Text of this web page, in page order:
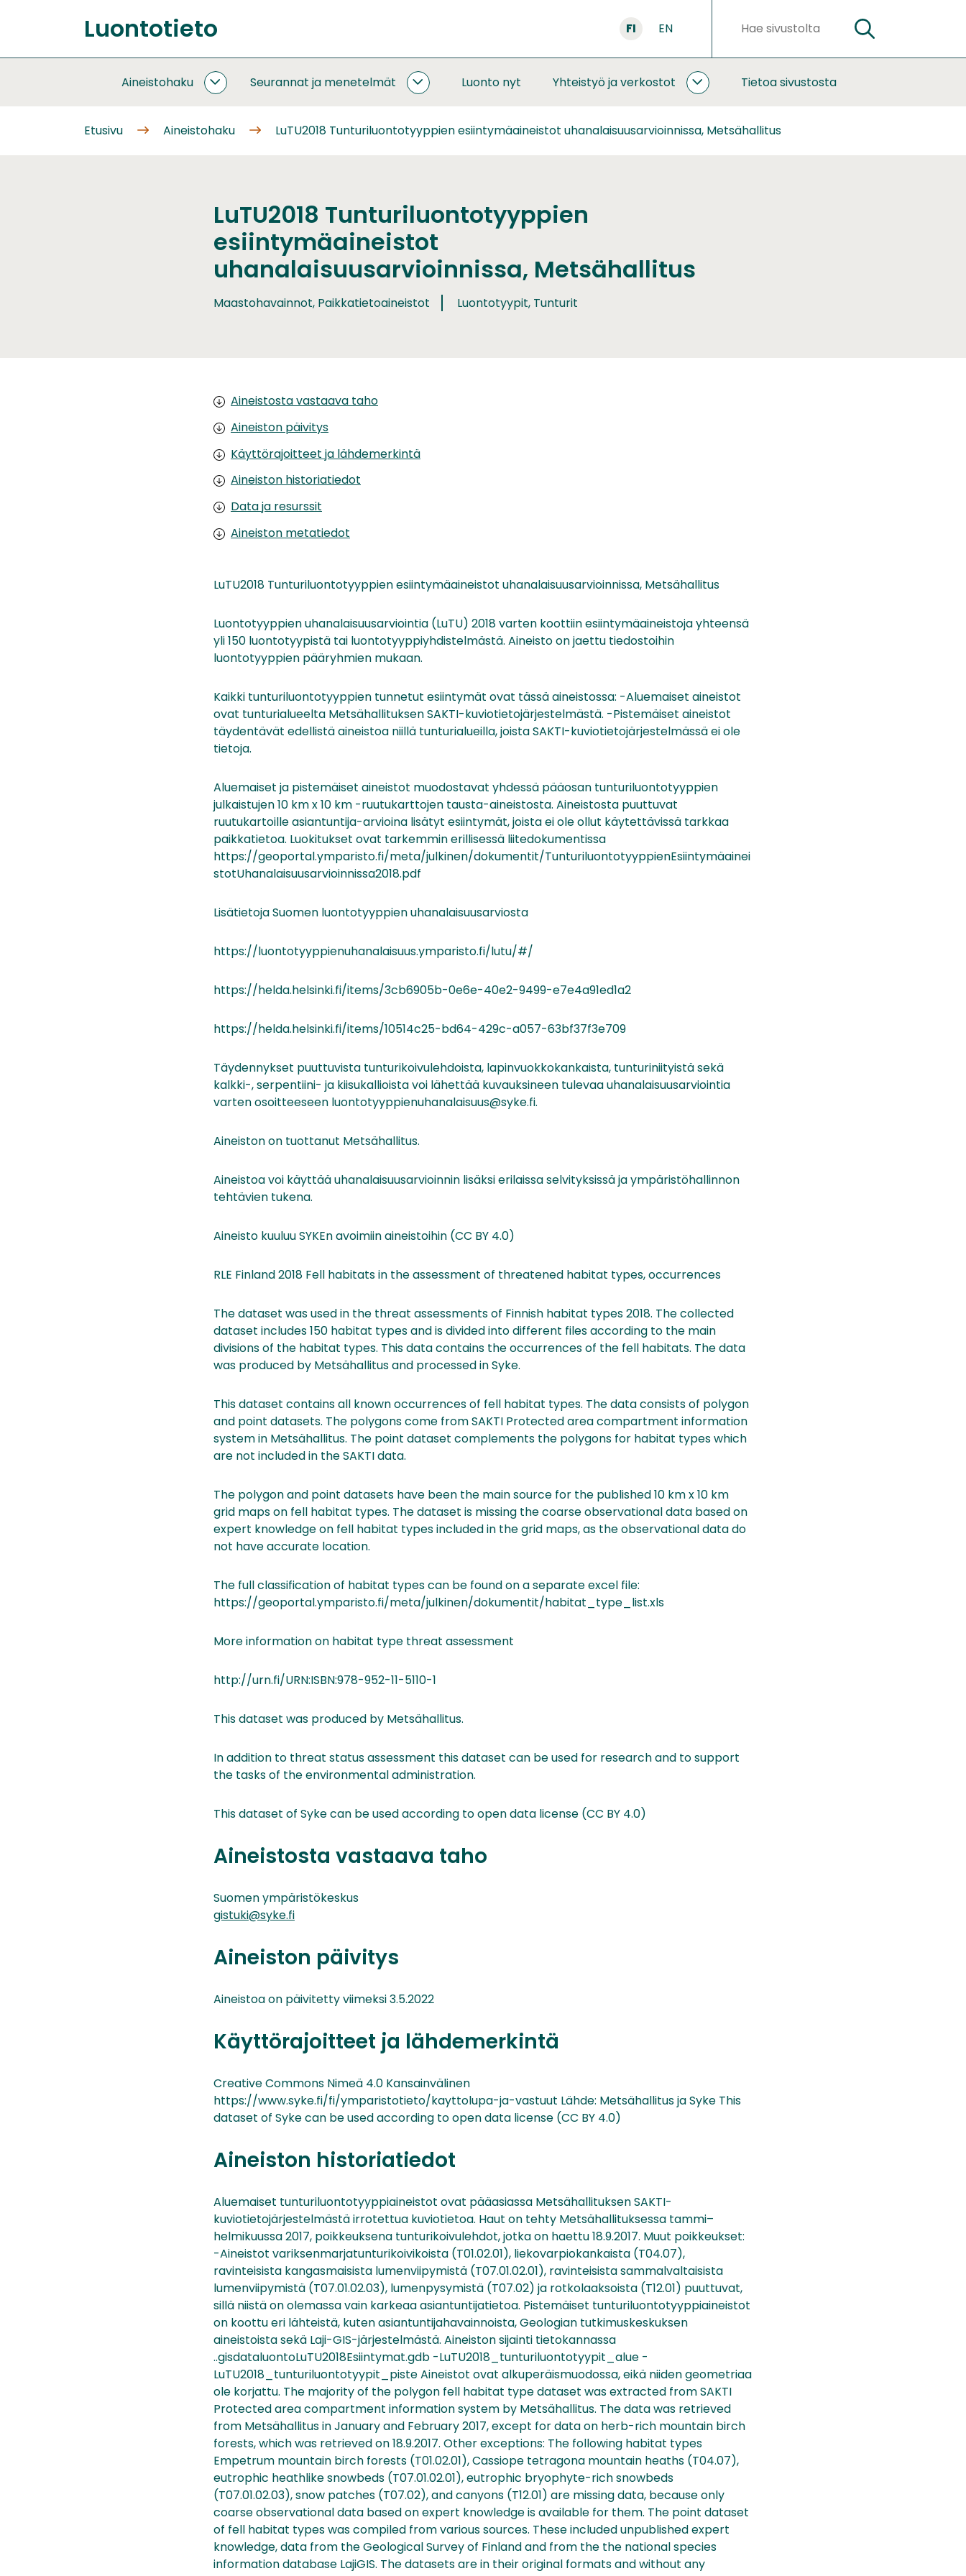
sisältöön
Etusivu
Luontotieto FI EN Hakusanat HAE
Aineistohaku
AINEISTOHAKU
Seurannat ja menetelmät
SEURANNAT
ALASIVUT
Luonto nyt Yhteistyö ja verkostot
YHTEISTYÖ
ALASIVUT
Tietoa sivustosta
Etusivu Aineistohaku LuTU2018 Tunturiluontotyyppien esiintymäaineistot uhanalaisuusarvioinnissa, Metsähallitus
LuTU2018 Tunturiluontotyyppien
esiintymäaineistot
uhanalaisuusarvioinnissa, Metsähallitus
Maastohavainnot, Paikkatietoaineistot Luontotyypit, Tunturit
Aineistosta vastaava taho
Aineiston päivitys
Käyttörajoitteet ja lähdemerkintä
Aineiston historiatiedot
Data ja resurssit
Aineiston metatiedot
LuTU2018 Tunturiluontotyyppien esiintymäaineistot uhanalaisuusarvioinnissa, Metsähallitus
Luontotyyppien uhanalaisuusarviointia (LuTU) 2018 varten koottiin esiintymäaineistoja yhteensä
yli 150 luontotyypistä tai luontotyyppiyhdistelmästä. Aineisto on jaettu tiedostoihin
luontotyyppien pääryhmien mukaan.
Kaikki tunturiluontotyyppien tunnetut esiintymät ovat tässä aineistossa: -Aluemaiset aineistot
ovat tunturialueelta Metsähallituksen SAKTI-kuviotietojärjestelmästä. -Pistemäiset aineistot
täydentävät edellistä aineistoa niillä tunturialueilla, joista SAKTI-kuviotietojärjestelmässä ei ole
tietoja.
Aluemaiset ja pistemäiset aineistot muodostavat yhdessä pääosan tunturiluontotyyppien
julkaistujen 10 km x 10 km -ruutukarttojen tausta-aineistosta. Aineistosta puuttuvat
ruutukartoille asiantuntija-arvioina lisätyt esiintymät, joista ei ole ollut käytettävissä tarkkaa
paikkatietoa. Luokitukset ovat tarkemmin erillisessä liitedokumentissa
https://geoportal.ymparisto.fi/meta/julkinen/dokumentit/TunturiluontotyyppienEsiintymäainei
stotUhanalaisuusarvioinnissa2018.pdf
Lisätietoja Suomen luontotyyppien uhanalaisuusarviosta
https://luontotyyppienuhanalaisuus.ymparisto.fi/lutu/#/
https://helda.helsinki.fi/items/3cb6905b-0e6e-40e2-9499-e7e4a91ed1a2
https://helda.helsinki.fi/items/10514c25-bd64-429c-a057-63bf37f3e709
Täydennykset puuttuvista tunturikoivulehdoista, lapinvuokkokankaista, tunturiniityistä sekä
kalkki-, serpentiini- ja kiisukallioista voi lähettää kuvauksineen tulevaa uhanalaisuusarviointia
varten osoitteeseen luontotyyppienuhanalaisuus@syke.fi.
Aineiston on tuottanut Metsähallitus.
Aineistoa voi käyttää uhanalaisuusarvioinnin lisäksi erilaissa selvityksissä ja ympäristöhallinnon
tehtävien tukena.
Aineisto kuuluu SYKEn avoimiin aineistoihin (CC BY 4.0)
RLE Finland 2018 Fell habitats in the assessment of threatened habitat types, occurrences
The dataset was used in the threat assessments of Finnish habitat types 2018. The collected
dataset includes 150 habitat types and is divided into different files according to the main
divisions of the habitat types. This data contains the occurrences of the fell habitats. The data
was produced by Metsähallitus and processed in Syke.
This dataset contains all known occurrences of fell habitat types. The data consists of polygon
and point datasets. The polygons come from SAKTI Protected area compartment information
system in Metsähallitus. The point dataset complements the polygons for habitat types which
are not included in the SAKTI data.
The polygon and point datasets have been the main source for the published 10 km x 10 km
grid maps on fell habitat types. The dataset is missing the coarse observational data based on
expert knowledge on fell habitat types included in the grid maps, as the observational data do
not have accurate location.
The full classification of habitat types can be found on a separate excel file:
https://geoportal.ymparisto.fi/meta/julkinen/dokumentit/habitat_type_list.xls
More information on habitat type threat assessment
http://urn.fi/URN:ISBN:978-952-11-5110-1
This dataset was produced by Metsähallitus.
In addition to threat status assessment this dataset can be used for research and to support
the tasks of the environmental administration.
This dataset of Syke can be used according to open data license (CC BY 4.0)
Aineistosta vastaava taho
Suomen ympäristökeskus
gistuki@syke.fi
Aineiston päivitys
Aineistoa on päivitetty viimeksi 3.5.2022
Käyttörajoitteet ja lähdemerkintä
Creative Commons Nimeä 4.0 Kansainvälinen
https://www.syke.fi/fi/ymparistotieto/kayttolupa-ja-vastuut Lähde: Metsähallitus ja Syke This
dataset of Syke can be used according to open data license (CC BY 4.0)
Aineiston historiatiedot
Aluemaiset tunturiluontotyyppiaineistot ovat pääasiassa Metsähallituksen SAKTI-
kuviotietojärjestelmästä irrotettua kuviotietoa. Haut on tehty Metsähallituksessa tammi–
helmikuussa 2017, poikkeuksena tunturikoivulehdot, jotka on haettu 18.9.2017. Muut poikkeukset:
-Aineistot variksenmarjatunturikoivikoista (T01.02.01), liekovarpiokankaista (T04.07),
ravinteisista kangasmaisista lumenviipymistä (T07.01.02.01), ravinteisista sammalvaltaisista
lumenviipymistä (T07.01.02.03), lumenpysymistä (T07.02) ja rotkolaaksoista (T12.01) puuttuvat,
sillä niistä on olemassa vain karkeaa asiantuntijatietoa. Pistemäiset tunturiluontotyyppiaineistot
on koottu eri lähteistä, kuten asiantuntijahavainnoista, Geologian tutkimuskeskuksen
aineistoista sekä Laji-GIS-järjestelmästä. Aineiston sijainti tietokannassa
..gisdataluontoLuTU2018Esiintymat.gdb -LuTU2018_tunturiluontotyypit_alue -
LuTU2018_tunturiluontotyypit_piste Aineistot ovat alkuperäismuodossa, eikä niiden geometriaa
ole korjattu. The majority of the polygon fell habitat type dataset was extracted from SAKTI
Protected area compartment information system by Metsähallitus. The data was retrieved
from Metsähallitus in January and February 2017, except for data on herb-rich mountain birch
forests, which was retrieved on 18.9.2017. Other exceptions: The following habitat types
Empetrum mountain birch forests (T01.02.01), Cassiope tetragona mountain heaths (T04.07),
eutrophic heathlike snowbeds (T07.01.02.01), eutrophic bryophyte-rich snowbeds
(T07.01.02.03), snow patches (T07.02), and canyons (T12.01) are missing data, because only
coarse observational data based on expert knowledge is available for them. The point dataset
of fell habitat types was compiled from various sources. These included unpublished expert
knowledge, data from the Geological Survey of Finland and from the the national species
information database LajiGIS. The datasets are in their original formats and without any